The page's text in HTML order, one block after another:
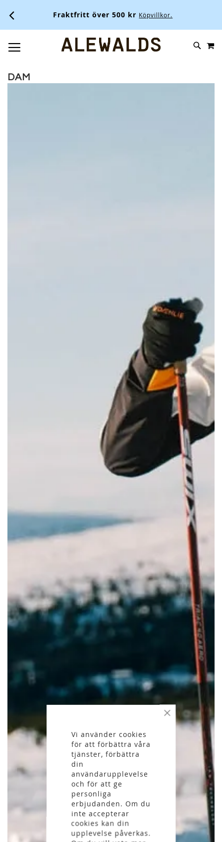
Stäng
Vi använder cookies
för att förbättra våra
tjänster, förbättra
din
användarupplevelse
och för att ge
personliga
erbjudanden. Om du
inte accepterar
cookies kan din
upplevelse påverkas.
Fraktfritt över 500 kr Köpvillkor.
SKIP
DAM